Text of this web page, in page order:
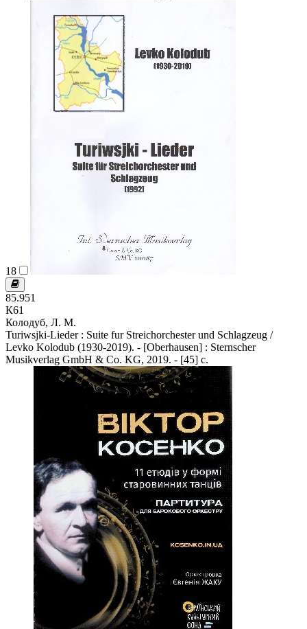
18
85.951
К61
Колодуб, Л. М.
Turiwsjki-Lieder : Suite fur Streichorchester und Schlagzeug /
Levko Kolodub (1930-2019). - [Oberhausen] : Sternscher
Musikverlag GmbH & Co. KG, 2019. - [45] c.